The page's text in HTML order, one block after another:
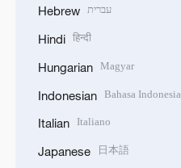
Hebrew עברית
Hindi हिन्दी
Hungarian Magyar
Indonesian Bahasa Indonesia
Italian Italiano
Japanese 日本語